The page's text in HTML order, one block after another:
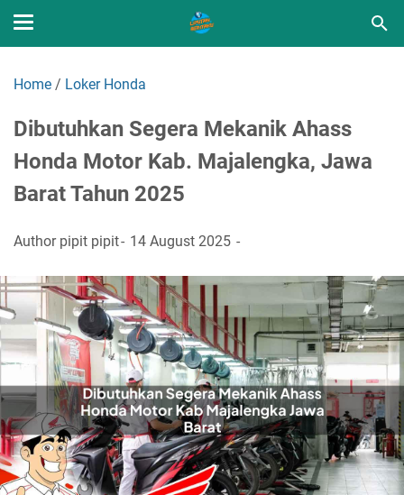
Home / Loker Honda
Dibutuhkan Segera Mekanik Ahass
Honda Motor Kab. Majalengka, Jawa
Barat Tahun 2025
Author pipit pipit 14 August 2025